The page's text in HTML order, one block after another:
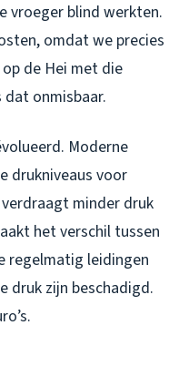
vroeger blind werkten.
omdat we precies
de Hei met die
onmisbaar.
Moderne
drukniveaus voor
minder druk
het verschil tussen
regelmatig leidingen
druk zijn beschadigd.